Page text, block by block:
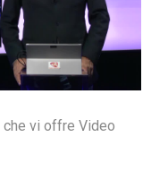
vi offre Video